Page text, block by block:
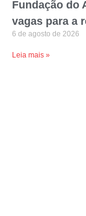
Fundação do
vagas para a
6 de agosto de 2026
Leia mais »